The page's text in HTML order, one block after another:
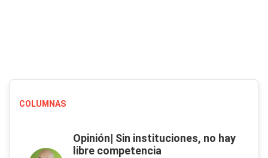
COLUMNAS
Opinión| Sin instituciones, no hay
libre competencia